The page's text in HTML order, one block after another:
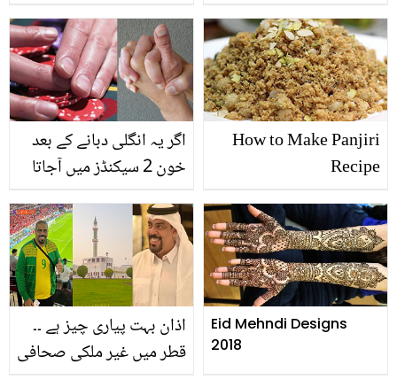
انہی سے تیار کرلیں، جس
سے ہو بچت بھی اور کھانے
میں ذائقہ بھی
اگر یہ انگلی دبانے کے بعد
خون 2 سیکنڈز میں آجاتا
کے اس ٹیسٹ سے جانیں کہ
آپ کو کیا بیماری ہے
How to Make Panjiri
Recipe
اذان بہت پیاری چیز ہے ۔۔
قطر میں غیر ملکی صحافی
Eid Mehndi Designs
2018